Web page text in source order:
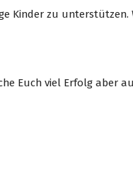
Kinder zu
Euch viel Erfolg aber